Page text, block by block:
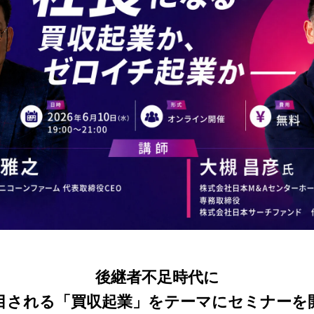
後継者不足時代に
される「買収起業」をテーマにセミナーを